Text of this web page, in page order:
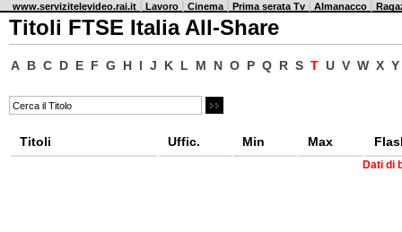
www.servizitelevideo.rai.it Lavoro Cinema Prima serata Tv Almanacco
Titoli FTSE Italia All-Share
A B C D E F G H I J K L M N O P Q R S T U V W X Y
Titoli Uffic. Min Max
Dati di